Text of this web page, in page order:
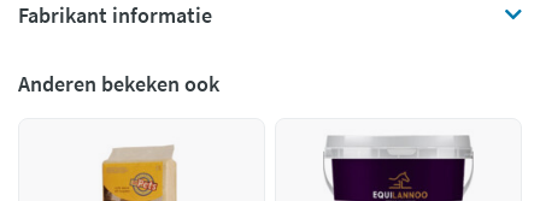
Fabrikant informatie
Anderen bekeken ook